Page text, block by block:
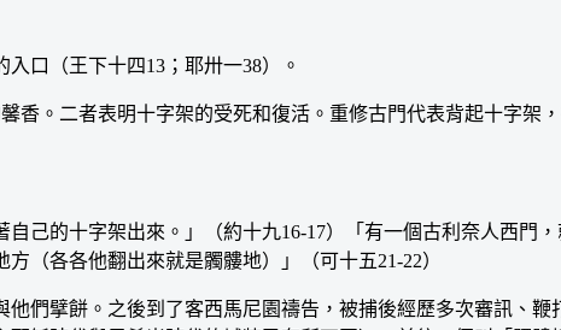
口（王下十四13；耶卅一38）。
。二者表明十字架的受死和復活。重修古門代表背起十字架，
的十字架出來。」（約十九16-17）「有一個古利奈人西門
（各各他翻出來就是髑髏地）」（可十五21-22）
擘餅。之後到了客西馬尼園禱告，被捕後經歷多次審訊、鞭